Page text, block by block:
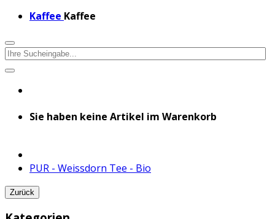
Kaffee Kaffee
Sie haben keine Artikel im Warenkorb
PUR - Weissdorn Tee - Bio
Zurück